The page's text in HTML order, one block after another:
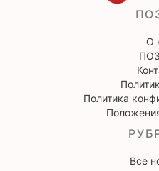
О
Политика
Все